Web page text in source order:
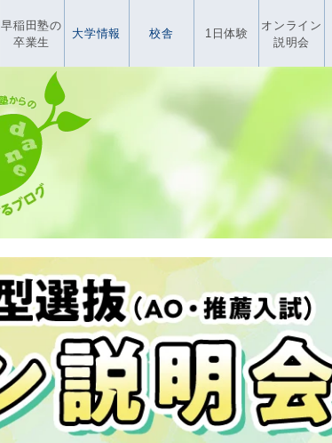
早稲田塾の
卒業生
大学情報 校舎 1日体験
オンライン
説明会